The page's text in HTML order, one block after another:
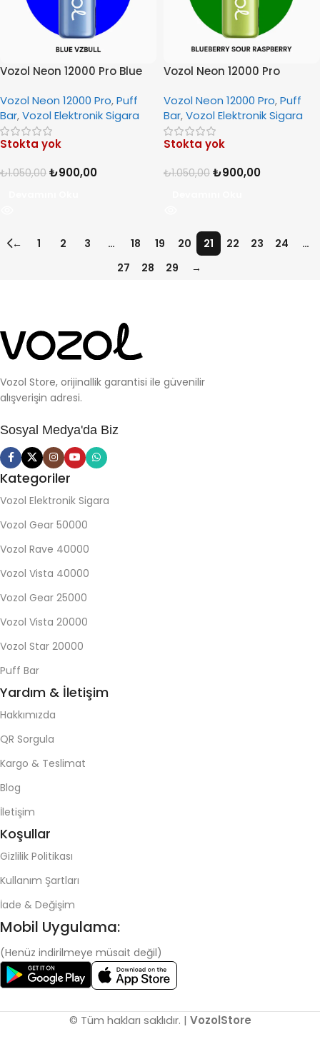
Vozol Neon 12000 Pro Blue
Vozol Neon 12000 Pro,Puff
Bar,Vozol Elektronik Sigara
Stokta yok
₺1.050,00 ₺900,00
Vozol Neon 12000 Pro
Vozol Neon 12000 Pro,Puff
Bar,Vozol Elektronik Sigara
Stokta yok
₺1.050,00 ₺900,00
← 1 2 3 … 18 19 20 21 22 23 24
…
27
28 29 →
Vozol Store, orijinallik garantisi ile güvenilir
alışverişin adresi.
Sosyal Medya'da Biz
Kategoriler
Vozol Elektronik Sigara
Vozol Gear 50000
Vozol Rave 40000
Vozol Vista 40000
Vozol Gear 25000
Vozol Vista 20000
Vozol Star 20000
Puff Bar
Yardım & İletişim
Hakkımızda
QR Sorgula
Kargo & Teslimat
Blog
İletişim
Koşullar
Gizlilik Politikası
Kullanım Şartları
İade & Değişim
Mobil Uygulama:
(Henüz indirilmeye müsait değil)
© Tüm hakları saklıdır. | VozolStore